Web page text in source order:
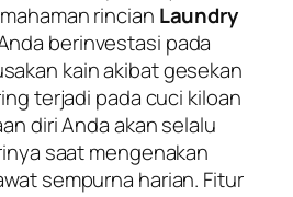
rincian Laundry
berinvestasi pada
kain akibat gesekan
terjadi pada cuci kiloan
diri Anda akan selalu
saat mengenakan
sempurna harian. Fitur